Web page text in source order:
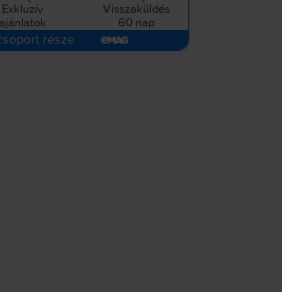
Exkluzív
ajánlatok
Visszaküldés
60 nap
része